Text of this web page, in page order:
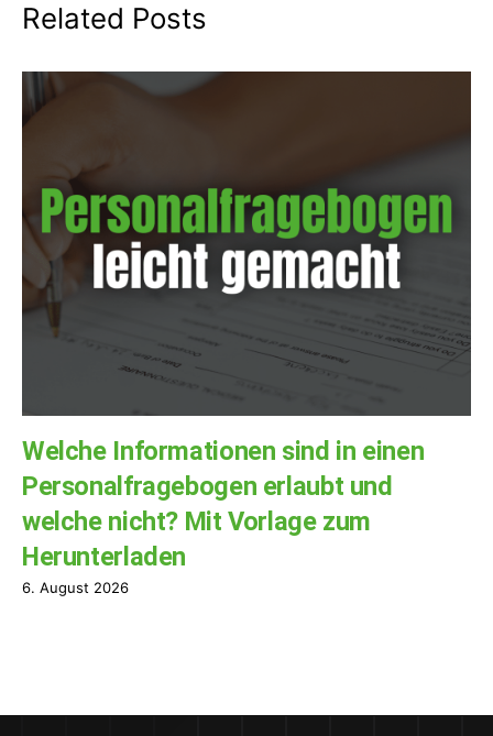
Related Posts
Welche Informationen sind in einen
Personalfragebogen erlaubt und
welche nicht? Mit Vorlage zum
Herunterladen
6. August 2026